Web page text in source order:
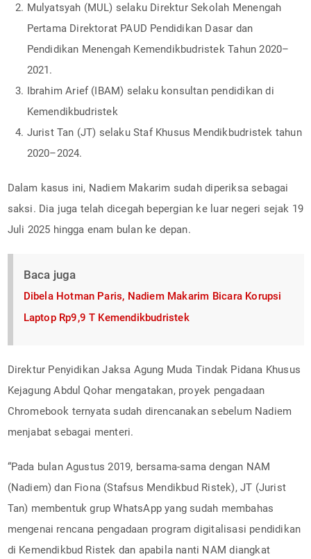
Mulyatsyah (MUL) selaku Direktur Sekolah Menengah
Pertama Direktorat PAUD Pendidikan Dasar dan
Pendidikan Menengah Kemendikbudristek Tahun 2020–
2021.
Ibrahim Arief (IBAM) selaku konsultan pendidikan di
Kemendikbudristek
Jurist Tan (JT) selaku Staf Khusus Mendikbudristek tahun
2020–2024.
Dalam kasus ini, Nadiem Makarim sudah diperiksa sebagai
saksi. Dia juga telah dicegah bepergian ke luar negeri sejak 19
Juli 2025 hingga enam bulan ke depan.
Baca juga
Dibela Hotman Paris, Nadiem Makarim Bicara Korupsi
Laptop Rp9,9 T Kemendikbudristek
Direktur Penyidikan Jaksa Agung Muda Tindak Pidana Khusus
Kejagung Abdul Qohar mengatakan, proyek pengadaan
Chromebook ternyata sudah direncanakan sebelum Nadiem
menjabat sebagai menteri.
“Pada bulan Agustus 2019, bersama-sama dengan NAM
(Nadiem) dan Fiona (Stafsus Mendikbud Ristek), JT (Jurist
Tan) membentuk grup WhatsApp yang sudah membahas
mengenai rencana pengadaan program digitalisasi pendidikan
di Kemendikbud Ristek dan apabila nanti NAM diangkat